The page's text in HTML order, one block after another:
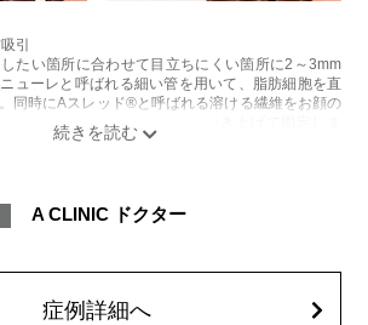
円(税込) 〜164,400円(税込)
ン 5,500円(税込)〜78,000円(税込)
円(税込) 笑気麻酔 3,300円(税込)
引
たい箇所に合わせて目立ちにくい箇所に2～3mm
ューレと呼ばれる細い管を用いて、脂肪細胞を直
同時にAスレッド®と呼ばれる溶ける繊維をお顔の
下へ挿入し、皮膚を内側から引き上げて固定しま
じることがございます。また、稀に貧血、細菌感
所の知覚鈍麻、ぼこつき、硬結、瘢痕化、色素沈
1ヶ所ごと+162,800円(税込)
円(税込)
A CLINIC ドクター
症例詳細へ